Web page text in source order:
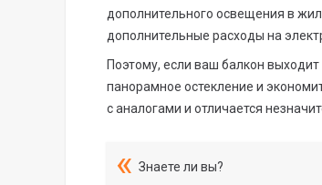
дополнительного освещения в
дополнительные расходы на
Поэтому, если ваш балкон
панорамное остекление и
с аналогами и отличается
Знаете ли вы?